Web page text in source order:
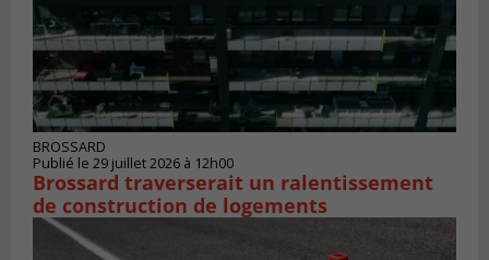
BROSSARD
Publié le 29 juillet 2026 à 12h00
Brossard traverserait un ralentissement
de construction de logements